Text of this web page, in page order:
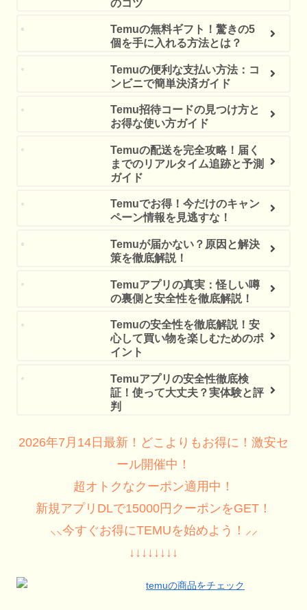
のコツ
Temuの無料ギフト！驚きの5
個を手に入れる方法とは？
Temuの便利な支払い方法：コ
ンビニで簡単決済ガイド
Temu招待コードの見つけ方と
お得な使い方ガイド
Temuの配送を完全攻略！届く
までのリアルタイム追跡と予測
ガイド
Temuでお得！今だけのキャン
ペーン情報を見逃すな！
Temuが届かない？原因と解決
策を徹底解説！
Temuアプリの真実：怪しい噂
の裏側と安全性を徹底解説！
Temuの安全性を徹底解説！安
心して買い物を楽しむためのポ
イント
Temuアプリの安全性徹底検
証！使って大丈夫？実体験と評
判
2026年7月14日最新！どこよりもお得に！激安セ
ール開催中！
超オトクなクーポン適用中！
新規アプリDLで15000円クーポンをGET！
⸜⸜今すぐお得にTEMUを始めよう！⸝⸝
↓↓↓↓↓↓↓↓